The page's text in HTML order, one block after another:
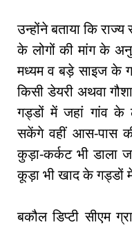
उन्होंने बताया कि
के लोगों की मांग के
मध्यम व बड़े साइज के
किसी डेयरी अथवा
गड्डों में जहां गांव
सकेंगे वहीं आस-पास
कुड़ा-कर्कट भी डाला
कूड़ा भी खाद के गड्डों
बकौल डिप्टी सीएम